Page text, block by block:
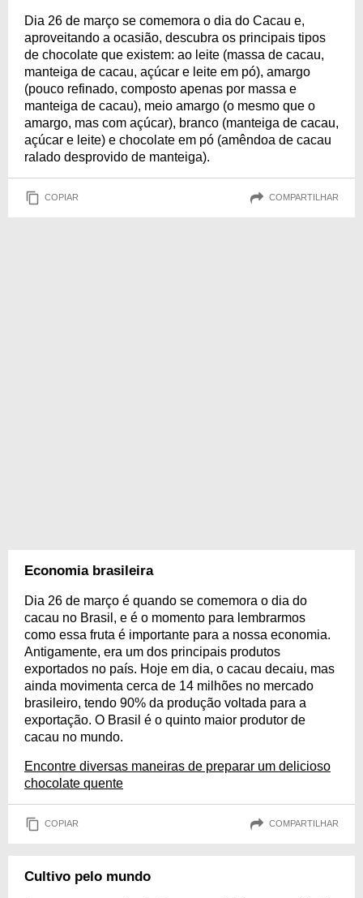
Dia 26 de março se comemora o dia do Cacau e,
aproveitando a ocasião, descubra os principais tipos
de chocolate que existem: ao leite (massa de cacau,
manteiga de cacau, açúcar e leite em pó), amargo
(pouco refinado, composto apenas por massa e
manteiga de cacau), meio amargo (o mesmo que o
amargo, mas com açúcar), branco (manteiga de cacau,
açúcar e leite) e chocolate em pó (amêndoa de cacau
ralado desprovido de manteiga).
COPIAR COMPARTILHAR
Economia brasileira
Dia 26 de março é quando se comemora o dia do
cacau no Brasil, e é o momento para lembrarmos
como essa fruta é importante para a nossa economia.
Antigamente, era um dos principais produtos
exportados no país. Hoje em dia, o cacau decaiu, mas
ainda movimenta cerca de 14 milhões no mercado
brasileiro, tendo 90% da produção voltada para a
exportação. O Brasil é o quinto maior produtor de
cacau no mundo.
Encontre diversas maneiras de preparar um delicioso
chocolate quente
COPIAR COMPARTILHAR
Cultivo pelo mundo